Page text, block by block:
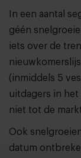
In een aantal
géén
iets over de
(inmiddels 5
uitdagers in
niet tot de
Ook
datum